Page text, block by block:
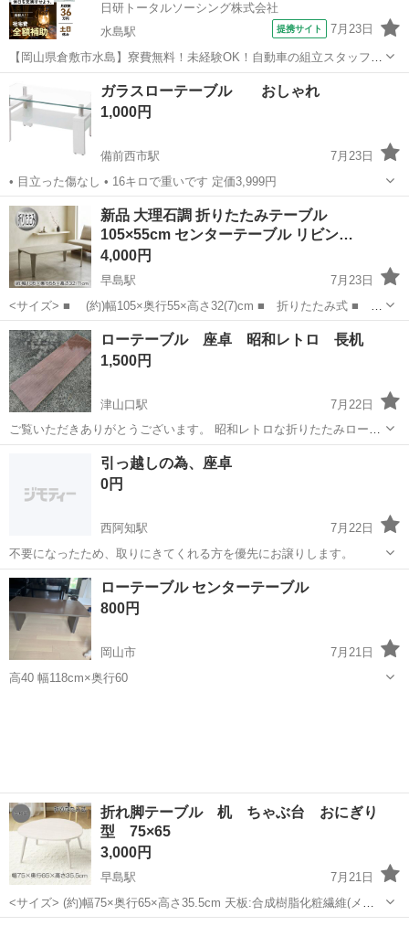
日研トータルソーシング株式会社
水島駅
提携サイト 7月23日
【岡山県倉敷市水島】寮費無料！未経験OK！自動車の組立スタッフ
《お仕事No.NS0089》 お仕事について 車の組立作業です。専用レール
に乗って流れてくる車の骨組みに、車内外の各部品・ハンドル・足回
り・ドア・シートなどの各...
ガラスローテーブル おしゃれ
1,000円
備前西市駅
7月23日
• 目立った傷なし • 16キロで重いです 定価3,999円
岡山 岡山市 備前西市駅 テーブル
新品 大理石調 折りたたみテーブル
105×55cm センターテーブル リビン…
4,000円
早島駅
7月23日
<サイズ> ■ (約)幅105×奥行55×高さ32(7)cm ■ 折りたたみ式 ■
主材:プリント紙化粧繊維板 スタイリッシュな八角形のセンターテーブ
ル。まるで天然木のような古木調の色合いと木目...
岡山 岡山市 テーブル
ローテーブル 座卓 昭和レトロ 長机
1,500円
津山口駅
7月22日
ご覧いただきありがとうございます。 昭和レトロな折りたたみローテ
ーブルです。 木目調の天板で落ち着いた雰囲気があり、和室や古民
家、昭和レトロインテリアなどにもよく合います。 脚は折りたたみ式
で、使用しない時はコンパクトに...
津山市 津山口駅 テーブル
引っ越しの為、座卓
0円
西阿知駅
7月22日
不要になったため、取りにきてくれる方を優先にお譲りします。
岡山 倉敷市 西阿知駅 テーブル
ローテーブル センターテーブル
800円
岡山市
7月21日
高40 幅118cm×奥行60
折れ脚テーブル 机 ちゃぶ台 おにぎり
型 75×65
3,000円
早島駅
7月21日
<サイズ> (約)幅75×奥行65×高さ35.5cm 天板:合成樹脂化粧繊維(メラ
ミン樹脂)、脚部:天然木 ■折りたたみ式 ほどよく広いおにぎり型のテ